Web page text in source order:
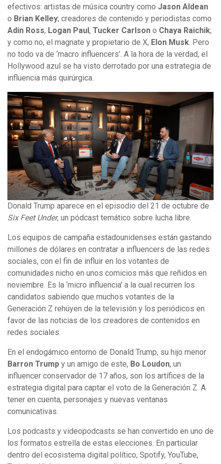
efectivos: artistas de música country como Jason Aldean
o Brian Kelley; creadores de contenido y periodistas como
Adin Ross, Logan Paul, Tucker Carlson o Chaya Raichik;
y como no, el magnate y propietario de X, Elon Musk . Pero
no todo va de ‘macro influencers’. A la hora de la verdad, el
Hollywood azul se ha visto derrotado por una estrategia de
influencia más quirúrgica.
Donald Trump aparece en el episodio del 21 de octubre de
Six Feet Under, un pódcast temático sobre lucha libre.
Los equipos de campaña estadounidenses están gastando
millones de dólares en contratar a influencers de las redes
sociales, con el fin de influir en los votantes de
comunidades nicho en unos comicios más que reñidos en
noviembre. Es la ‘micro influencia’ a la cual recurren los
candidatos sabiendo que muchos votantes de la
Generación Z rehúyen de la televisión y los periódicos en
favor de las noticias de los creadores de contenidos en
redes sociales.
En el endogámico entorno de Donald Trump, su hijo menor
Barron Trump y un amigo de este, Bo Loudon, un
influencer conservador de 17 años, son los artífices de la
estrategia digital para captar el voto de la Generación Z. A
tener en cuenta, personajes y nuevas ventanas
comunicativas.
Los podcasts y videopodcasts se han convertido en uno de
los formatos estrella de estas elecciones. En particular
dentro del ecosistema digital político, Spotify, YouTube,